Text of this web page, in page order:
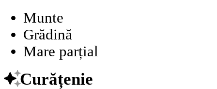
Munte
Grădină
Mare parțial
Curățenie